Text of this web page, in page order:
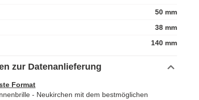
50 mm
38 mm
140 mm
zur Datenanlieferung
Format
- Neukirchen mit dem bestmöglichen